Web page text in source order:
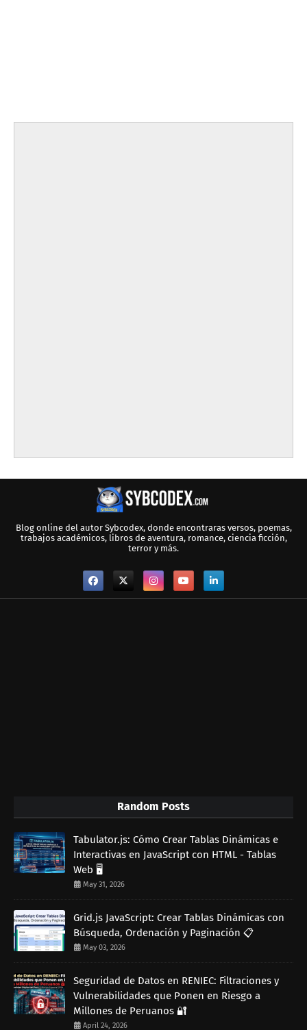
Blog online del autor Sybcodex, donde encontraras versos, poemas,
trabajos académicos, libros de aventura, romance, ciencia ficción,
terror y más.
Random Posts
Tabulator.js: Cómo Crear Tablas Dinámicas e
Interactivas en JavaScript con HTML - Tablas
Web 🖥️
May 31, 2026
Grid.js JavaScript: Crear Tablas Dinámicas con
Búsqueda, Ordenación y Paginación 📋
May 03, 2026
Seguridad de Datos en RENIEC: Filtraciones y
Vulnerabilidades que Ponen en Riesgo a
Millones de Peruanos 🔐
April 24, 2026